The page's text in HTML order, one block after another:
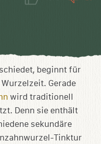
beginnt für
Gerade
wird traditionell
Denn sie enthält
sekundäre
Tinktur